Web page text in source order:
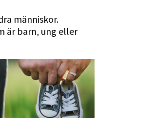
människor.
är barn, ung eller